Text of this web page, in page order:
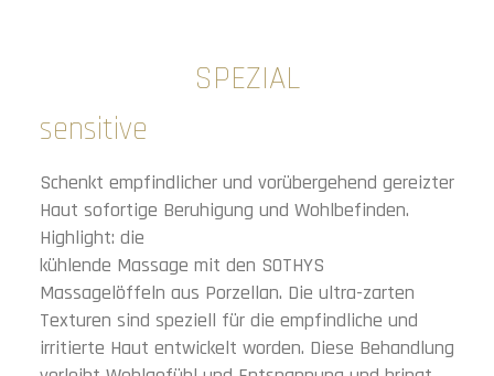
SPEZIAL
sensitive
Schenkt empfindlicher und vorübergehend gereizter
Haut sofortige Beruhigung und Wohlbefinden.
Highlight: die
kühlende Massage mit den SOTHYS
Massagelöffeln aus Porzellan. Die ultra-zarten
Texturen sind speziell für die empfindliche und
irritierte Haut entwickelt worden. Diese Behandlung